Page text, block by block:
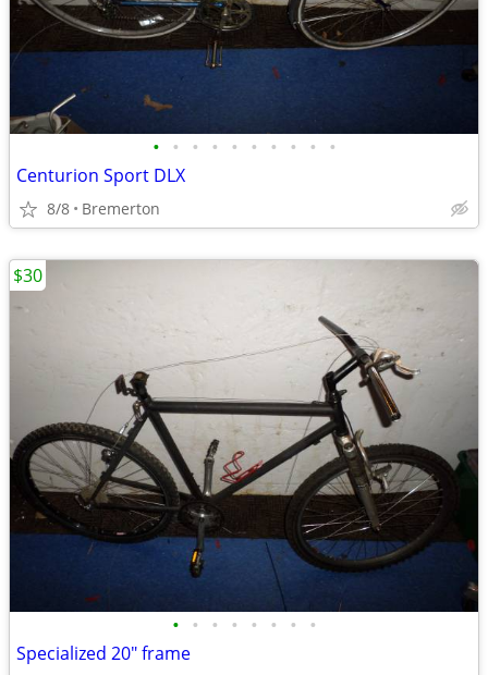
• • • • • • • • • •
Centurion Sport DLX
8/8 Bremerton
• • • • • • • •
Specialized 20" frame
$30